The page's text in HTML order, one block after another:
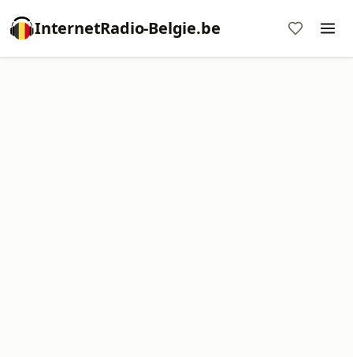
InternetRadio-Belgie.be